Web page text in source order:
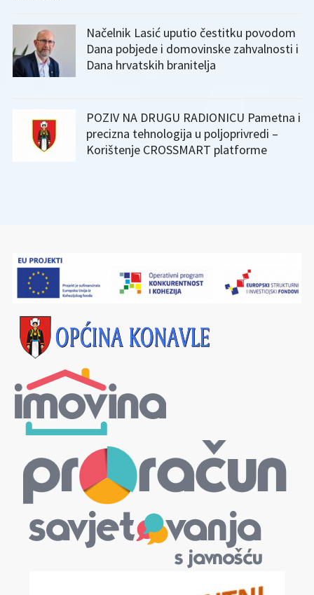
Načelnik Lasić uputio čestitku povodom
Dana pobjede i domovinske zahvalnosti i
Dana hrvatskih branitelja
POZIV NA DRUGU RADIONICU Pametna i
precizna tehnologija u poljoprivredi –
Korištenje CROSSMART platforme